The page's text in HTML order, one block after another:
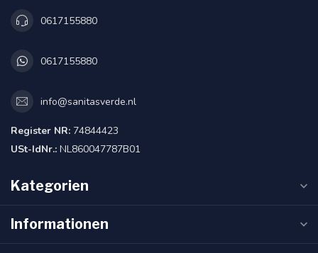
0617155880
0617155880
info@sanitasverde.nl
Register NR: 74844423
USt-IdNr.: NL860047787B01
Kategorien
Informationen